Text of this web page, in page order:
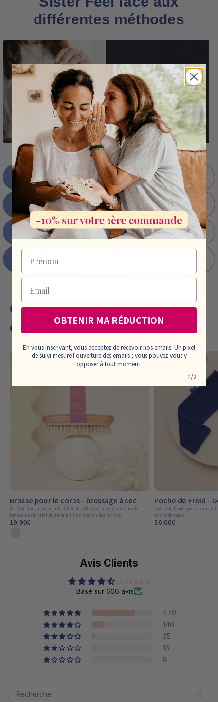
différentes méthodes
Un froid doux & longue durée
Ergonomique et confortable
Utilisation pratique & facile
(Avec l'étui clipsable et une trousse)
Guide d’accompagnement
Froid agressif et courte durée
Inconfortable et inadapté
Utilisation complexe
Complétez votre rituel bien-
être
Brosse pour le corps - brossage à sec
Le rituel bien-être pour tonifier et raffermir la peau, augmenter
l’énergie et la vitalité, aider à l'élimination des toxines
4.9
19,90€
Poche de Froid -
Poche de froid spécial nuit, à
temps de repos
4.58
36,00€
Avis Clients
4.58 sur 5
Basé sur 666 avis
470
140
35
13
8
Prénom
Email
OBTENIR MA RÉDUCTION
En vous inscrivant, vous acceptez de recevoir nos emails. Un pixel
de suivi mesure l'ouverture des emails ; vous pouvez vous y
opposer à tout moment.
1/2